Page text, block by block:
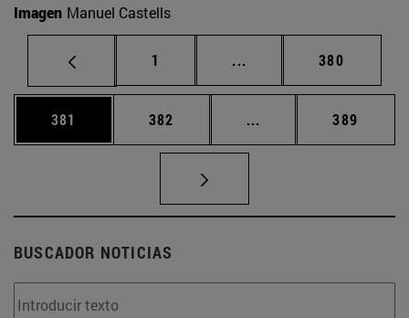
Imagen Manuel Castells
Página
1 ... Páginas intermedias
Página
380
Página
381 Página
382 ... Páginas intermedias
Página
389
BUSCADOR NOTICIAS